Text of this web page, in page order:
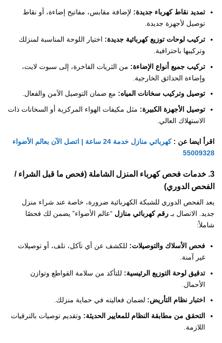
تمديد نقاط كهرباء جديدة: لإضافة مقابس، مفاتيح إضاءة، أو نقاط
توصيل لأجهزة جديدة.
تركيب لوحات توزيع كهربائية جديدة: اختيار اللوحة المناسبة لمنزلك
وتركيبها باحترافية.
تركيب جميع أنواع الإضاءة: من الثريات الفاخرة، إلى سبوت لايت،
وإضاءة الحدائق الخارجية.
توصيل وتركيب سخانات المياه: مع ضمان التوصيل الآمن والفعال.
توصيل الأجهزة الكبيرة: مثل مكيفات الهواء المركزية أو السخانات ذات
الاستهلاك العالي.
اقرأ ايضا عن :
كهربائي منازل خدمة 24 ساعة | اتصل الآن بعالم الأضواء
55009328
3. خدمات فحص كهرباء المنزل الشاملة (فحص ما قبل الشراء /
الفحص الدوري)
يعد الفحص الدوري للشبكة الكهربائية ضرورة، خاصة عند شراء منزل
جديد. الاتصال بـرقم كهربائي منازل “عالم الأضواء” يضمن لك فحصًا
شاملاً:
فحص الأسلاك والتوصيلات: للكشف عن أي تآكل، تلف، أو توصيلات
غير آمنة.
تدقيق لوحة التوزيع الرئيسية: للتأكد من سلامة القواطع وتوازن
الأحمال.
اختبار نظام التأريض: لضمان فعاليته في حماية منزلك.
التحقق من مطابقة النظام للمعايير الحديثة: وتقديم توصيات بالترقيات
اللازمة.